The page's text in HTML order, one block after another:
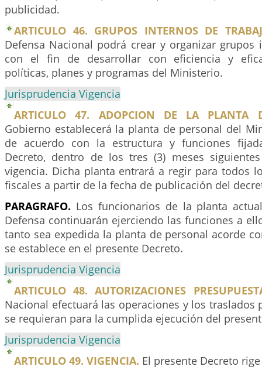
publicidad.
ARTICULO 46. GRUPOS INTERNOS DE
Defensa Nacional podrá crear y organizar grupos
con el fin de desarrollar con eficiencia y
políticas, planes y programas del Ministerio.
Jurisprudencia Vigencia
ARTICULO 47. ADOPCION DE LA PLANTA
Gobierno establecerá la planta de personal del
de acuerdo con la estructura y funciones
Decreto, dentro de los tres (3) meses
vigencia. Dicha planta entrará a regir para todos
fiscales a partir de la fecha de publicación del
PARAGRAFO. Los funcionarios de la planta
Defensa continuarán ejerciendo las funciones a
tanto sea expedida la planta de personal acorde
se establece en el presente Decreto.
Jurisprudencia Vigencia
ARTICULO 48. AUTORIZACIONES
Nacional efectuará las operaciones y los traslados
se requieran para la cumplida ejecución del
Jurisprudencia Vigencia
ARTICULO 49. VIGENCIA. El presente Decreto